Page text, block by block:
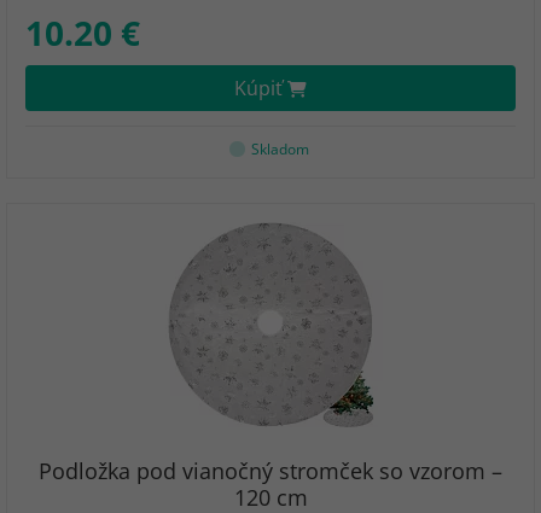
10.20 €
Kúpiť
Skladom
Podložka pod vianočný stromček so vzorom –
120 cm